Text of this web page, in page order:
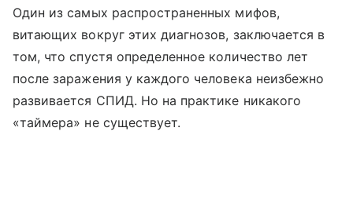
Один из самых распространенных мифов,
витающих вокруг этих диагнозов, заключается в
том, что спустя определенное количество лет
после заражения у каждого человека неизбежно
развивается СПИД. Но на практике никакого
«таймера» не существует.